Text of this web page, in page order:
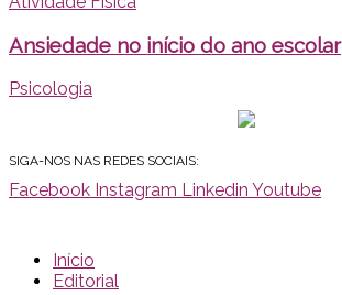
Ansiedade no início do ano escolar
Psicologia
SIGA-NOS NAS REDES SOCIAIS:
Facebook Instagram Linkedin Youtube
Início
Editorial